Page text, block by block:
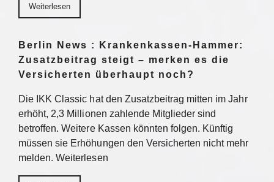
Weiterlesen
Berlin News : Krankenkassen-Hammer:
Zusatzbeitrag steigt – merken es die
Versicherten überhaupt noch?
Die IKK Classic hat den Zusatzbeitrag mitten im Jahr
erhöht, 2,3 Millionen zahlende Mitglieder sind
betroffen. Weitere Kassen könnten folgen. Künftig
müssen sie Erhöhungen den Versicherten nicht mehr
melden. Weiterlesen